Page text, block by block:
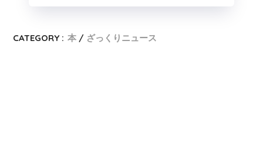
CATEGORY : 本 ざっくりニュース